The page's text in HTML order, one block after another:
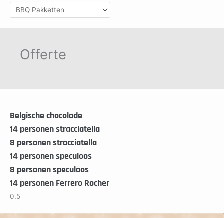
Offerte
Belgische chocolade
14 personen stracciatella
8 personen stracciatella
14 personen speculoos
8 personen speculoos
14 personen Ferrero Rocher